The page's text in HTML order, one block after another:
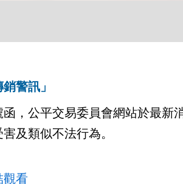
警訊」
函，公平交易委員會網站於最新
及類似不法行為。
觀看